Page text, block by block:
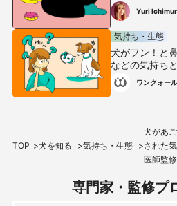
Yuri
気持ち・生態
犬がフン！と
などの気持ち
を解説【獣医
ワンクォー
TOP 犬を知る 気持ち・生態
犬があ
された
医師監修
専門家・監修プ